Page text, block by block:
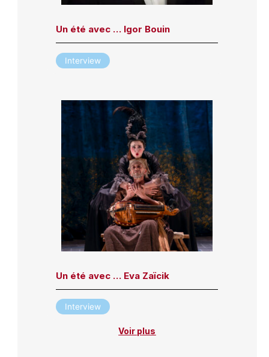
Un été avec … Igor Bouin
Interview
Un été avec … Eva Zaïcik
Interview
Voir plus